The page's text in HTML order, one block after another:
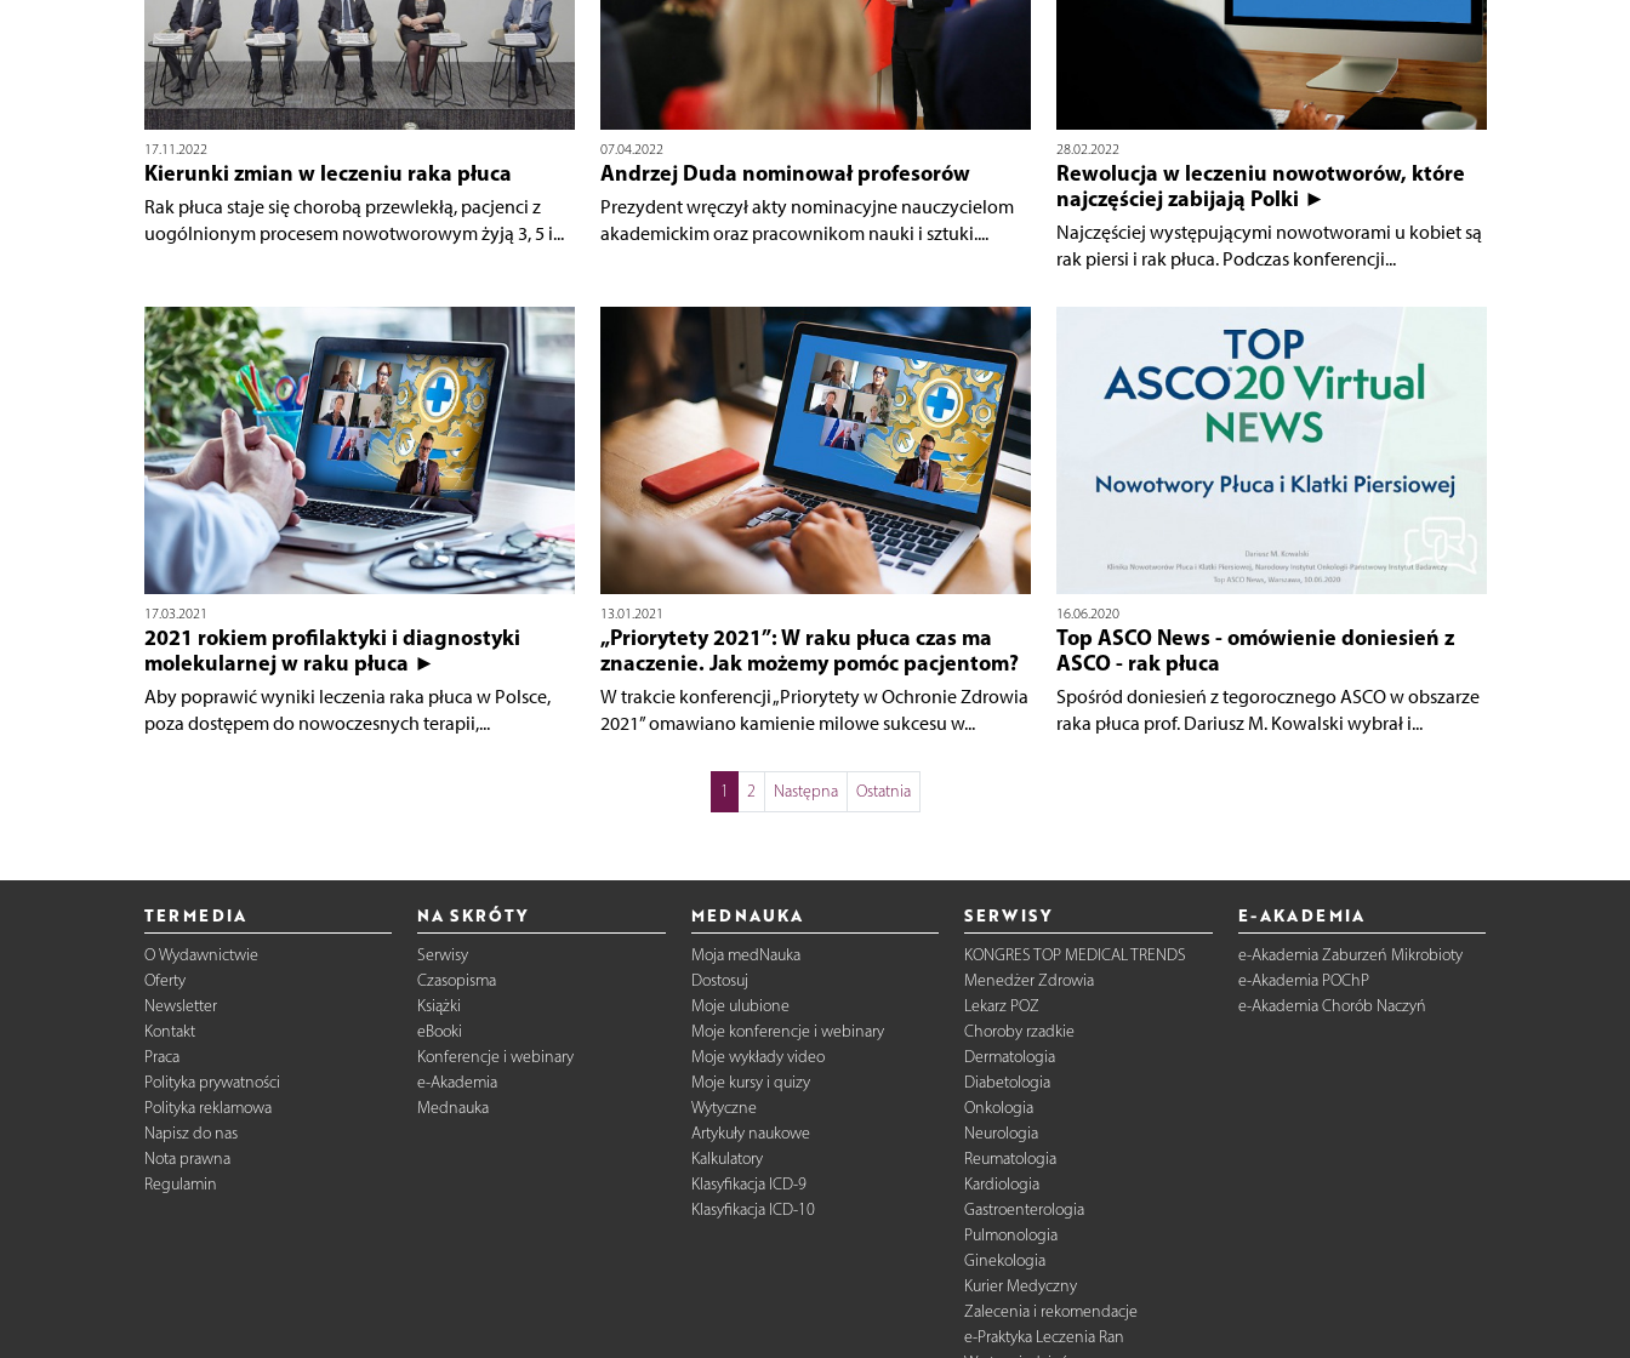
17.11.2022
Kierunki zmian w leczeniu raka płuca
Rak płuca staje się chorobą przewlekłą, pacjenci z
uogólnionym procesem nowotworowym żyją 3, 5 i...
07.04.2022
Andrzej Duda nominował profesorów
Prezydent wręczył akty nominacyjne nauczycielom
akademickim oraz pracownikom nauki i sztuki....
28.02.2022
Rewolucja w leczeniu nowotworów, które
najczęściej zabijają Polki ►
Najczęściej występującymi nowotworami u kobiet są
rak piersi i rak płuca. Podczas konferencji...
17.03.2021
2021 rokiem profilaktyki i diagnostyki
molekularnej w raku płuca ►
Aby poprawić wyniki leczenia raka płuca w Polsce,
poza dostępem do nowoczesnych terapii,...
13.01.2021
„Priorytety 2021”: W raku płuca czas ma
znaczenie. Jak możemy pomóc pacjentom?
W trakcie konferencji „Priorytety w Ochronie Zdrowia
2021” omawiano kamienie milowe sukcesu w...
16.06.2020
Top ASCO News - omówienie doniesień z
ASCO - rak płuca
Spośród doniesień z tegorocznego ASCO w obszarze
raka płuca prof. Dariusz M. Kowalski wybrał i...
1 2 Następna Ostatnia
TERMEDIA
O Wydawnictwie
Oferty
Newsletter
Kontakt
Praca
Polityka prywatności
Polityka reklamowa
Napisz do nas
Nota prawna
Regulamin
NA SKRÓTY
Serwisy
Czasopisma
Książki
eBooki
Konferencje i webinary
e-Akademia
Mednauka
MEDNAUKA
Moja medNauka
Dostosuj
Moje ulubione
Moje konferencje i webinary
Moje wykłady video
Moje kursy i quizy
Wytyczne
Artykuły naukowe
Kalkulatory
Klasyfikacja ICD-9
Klasyfikacja ICD-10
SERWISY
KONGRES TOP MEDICAL TRENDS
Menedżer Zdrowia
Lekarz POZ
Choroby rzadkie
Dermatologia
Diabetologia
Onkologia
Neurologia
Reumatologia
Kardiologia
Gastroenterologia
Pulmonologia
Ginekologia
Kurier Medyczny
Zalecenia i rekomendacje
e-Praktyka Leczenia Ran
E-AKADEMIA
e-Akademia Zaburzeń Mikrobioty
e-Akademia POChP
e-Akademia Chorób Naczyń